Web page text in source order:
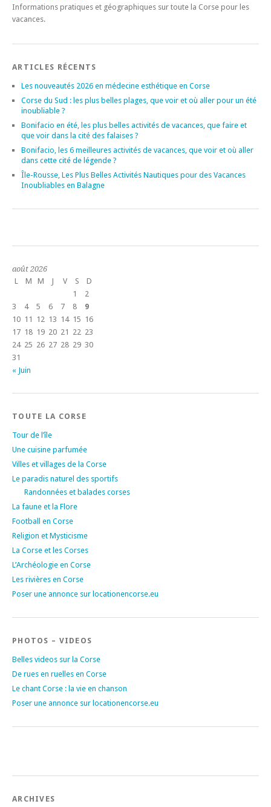
Informations pratiques et géographiques sur toute la Corse pour les
vacances.
ARTICLES RÉCENTS
Les nouveautés 2026 en médecine esthétique en Corse
Corse du Sud : les plus belles plages, que voir et où aller pour un été
inoubliable ?
Bonifacio en été, les plus belles activités de vacances, que faire et
que voir dans la cité des falaises ?
Bonifacio, les 6 meilleures activités de vacances, que voir et où aller
dans cette cité de légende ?
Île-Rousse, Les Plus Belles Activités Nautiques pour des Vacances
Inoubliables en Balagne
août 2026
L
M M J V S
D
1
2
3
4 5 6 7 8
9
10 11 12 13 14 15 16
17 18 19 20 21 22 23
24 25 26 27 28 29 30
31
« Juin
TOUTE LA CORSE
Tour de l’île
Une cuisine parfumée
Villes et villages de la Corse
Le paradis naturel des sportifs
Randonnées et balades corses
La faune et la Flore
Football en Corse
Religion et Mysticisme
La Corse et les Corses
L’Archéologie en Corse
Les rivières en Corse
Poser une annonce sur locationencorse.eu
PHOTOS – VIDEOS
Belles videos sur la Corse
De rues en ruelles en Corse
Le chant Corse : la vie en chanson
Poser une annonce sur locationencorse.eu
ARCHIVES